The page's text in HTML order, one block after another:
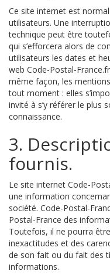
Ce site internet est
utilisateurs. Une
technique peut être
qui s’efforcera alors de
utilisateurs les dates et
web Code-Postal-
même façon, les
tout moment : elles
invité à s’y référer le plus
connaissance.
3.
fournis.
Le site internet Code-
une information
société. Code-Postal-
Postal-France des
Toutefois, il ne pourra
inexactitudes et des
de son fait ou du fait des
informations.